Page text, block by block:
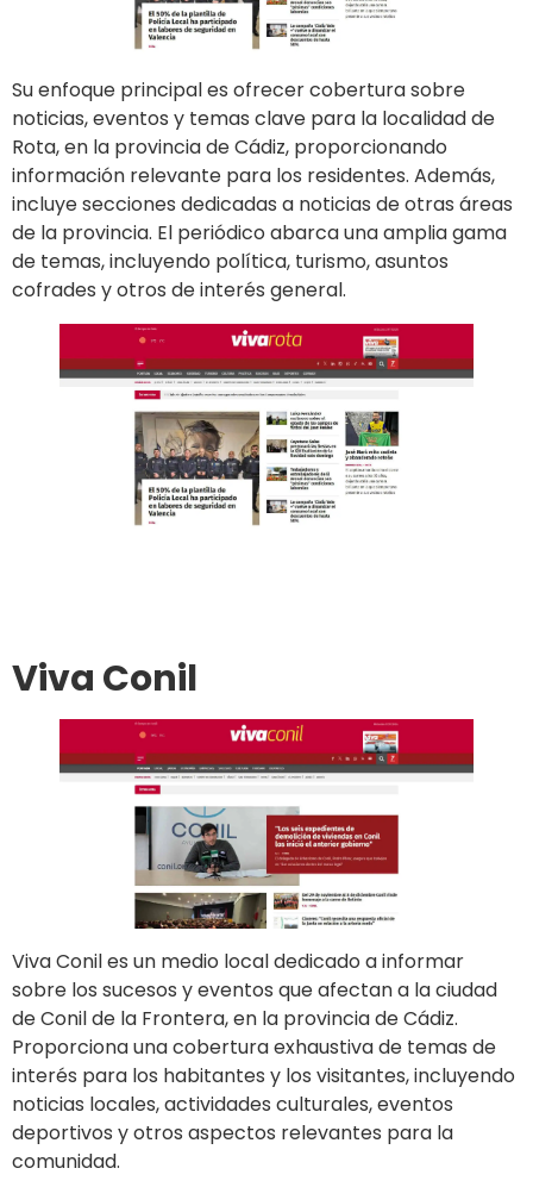
Su enfoque principal es ofrecer cobertura sobre
noticias, eventos y temas clave para la localidad de
Rota, en la provincia de Cádiz, proporcionando
información relevante para los residentes. Además,
incluye secciones dedicadas a noticias de otras áreas
de la provincia. El periódico abarca una amplia gama
de temas, incluyendo política, turismo, asuntos
cofrades y otros de interés general.
Viva Conil
Viva Conil es un medio local dedicado a informar
sobre los sucesos y eventos que afectan a la ciudad
de Conil de la Frontera, en la provincia de Cádiz.
Proporciona una cobertura exhaustiva de temas de
interés para los habitantes y los visitantes, incluyendo
noticias locales, actividades culturales, eventos
deportivos y otros aspectos relevantes para la
comunidad.